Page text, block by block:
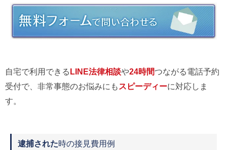
自宅で利用できるLINE法律相談や24時間つながる電話予約
受付で、非常事態のお悩みにも スピーディーに対応しま
す。
逮捕された時の接見費用例